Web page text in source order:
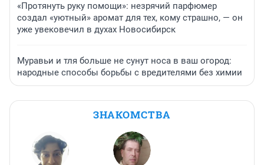
«Протянуть руку помощи»: незрячий парфюмер
создал «уютный» аромат для тех, кому страшно, — он
уже увековечил в духах Новосибирск
Муравьи и тля больше не сунут носа в ваш огород:
народные способы борьбы с вредителями без химии
ЗНАКОМСТВА